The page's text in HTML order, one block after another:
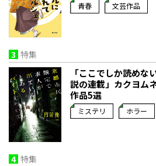
青春 文芸作品
3 特集
「ここでしか読めな
説の連載」――カクヨ
作品5選
ミステリ ホラー
4 特集